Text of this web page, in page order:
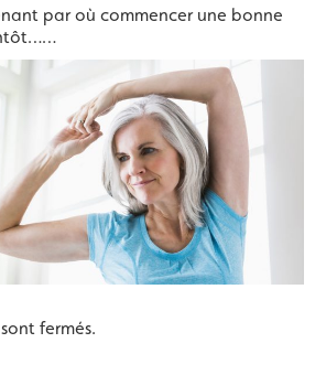
par où commencer une bonne
fermés.